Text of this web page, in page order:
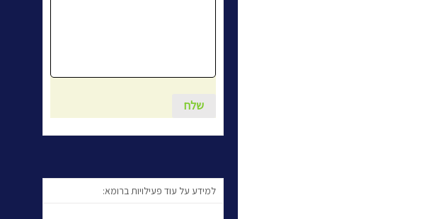
למידע על עוד פעילויות ברומא: